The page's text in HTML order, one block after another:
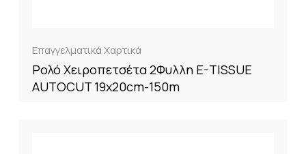
Επαγγελματικά Χαρτικά
Ρολό Χειροπετσέτα 2Φυλλη E-TISSUE
AUTOCUT 19x20cm-150m